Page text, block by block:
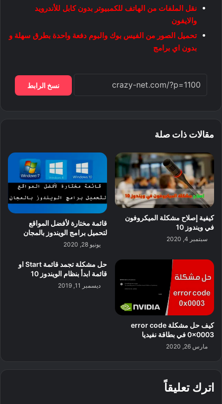
نقل الملفات من الهاتف للكمبيوتر بدون كابل للأندرويد
والايفون
تحميل الصور من الفيس بوك والبوم دفعة واحدة بطرق سهلة و
بدون اي برامج
نسخ الرابط
مقالات ذات صلة
كيفية إصلاح مشكلة الميكروفون
في ويندوز 10
سبتمبر 4, 2020
قائمة مختارة لأفضل المواقع
لتحميل برامج الويندوز بالمجان
يونيو 28, 2020
كيف حل مشكلة error code
0x0003 في بطاقة نفيديا
مارس 26, 2020
حل مشكلة تجمد قائمة Start او
قائمة ابدأ بنظام الويندوز 10
ديسمبر 11, 2019
اترك تعليقاً